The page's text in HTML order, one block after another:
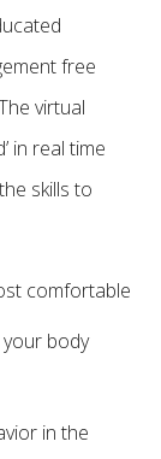
free
virtual
in real time
skills to
comfortable
body
in the